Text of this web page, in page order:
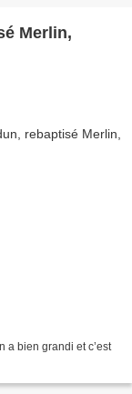
Merlin,
a bien grandi et c’est